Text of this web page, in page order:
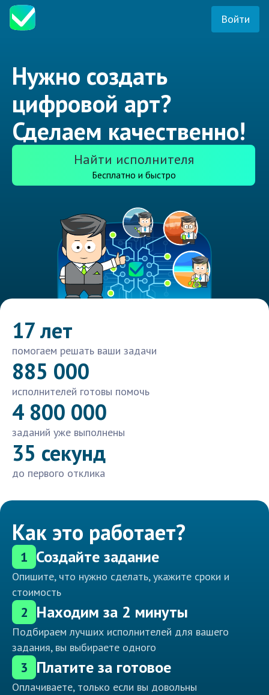
Войти
Нужно создать
цифровой арт?
Сделаем качественно!
Найти исполнителя
Бесплатно и быстро
17 лет
помогаем решать ваши задачи
885 000
исполнителей готовы помочь
4 800 000
заданий уже выполнены
35 секунд
до первого отклика
Как это работает?
1 Создайте задание
Опишите, что нужно сделать, укажите сроки и
стоимость
2 Находим за 2 минуты
Подбираем лучших исполнителей для вашего
задания, вы выбираете одного
3 Платите за готовое
Оплачиваете, только если вы довольны